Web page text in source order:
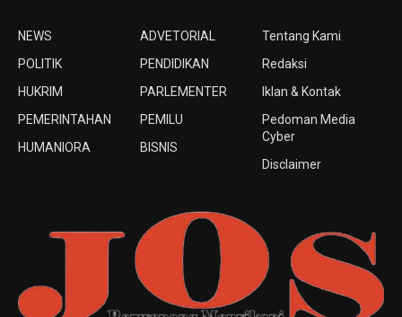
NEWS
POLITIK
HUKRIM
PEMERINTAHAN
HUMANIORA
ADVETORIAL
PENDIDIKAN
PARLEMENTER
PEMILU
BISNIS
Tentang Kami
Redaksi
Iklan & Kontak
Pedoman Media
Cyber
Disclaimer